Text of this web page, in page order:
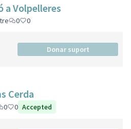
a Volpelleres
0 0
Donar suport
Cerda
0 0 Accepted